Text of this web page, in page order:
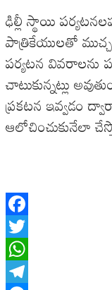
ఢిల్లీ స్థాయి
పాత్రికేయులతో
పర్యటన వివరాలను
చాటుకున్నట్లు
ప్రకటన ఇవ్వడం
ఆలోచించుకునేలా
Facebook
Twitter
WhatsApp